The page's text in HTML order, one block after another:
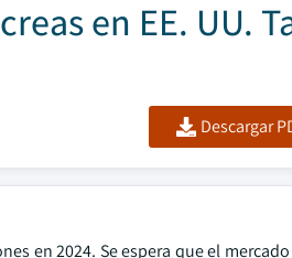
en EE. UU.
Descargar
en 2024. Se espera que el mercado